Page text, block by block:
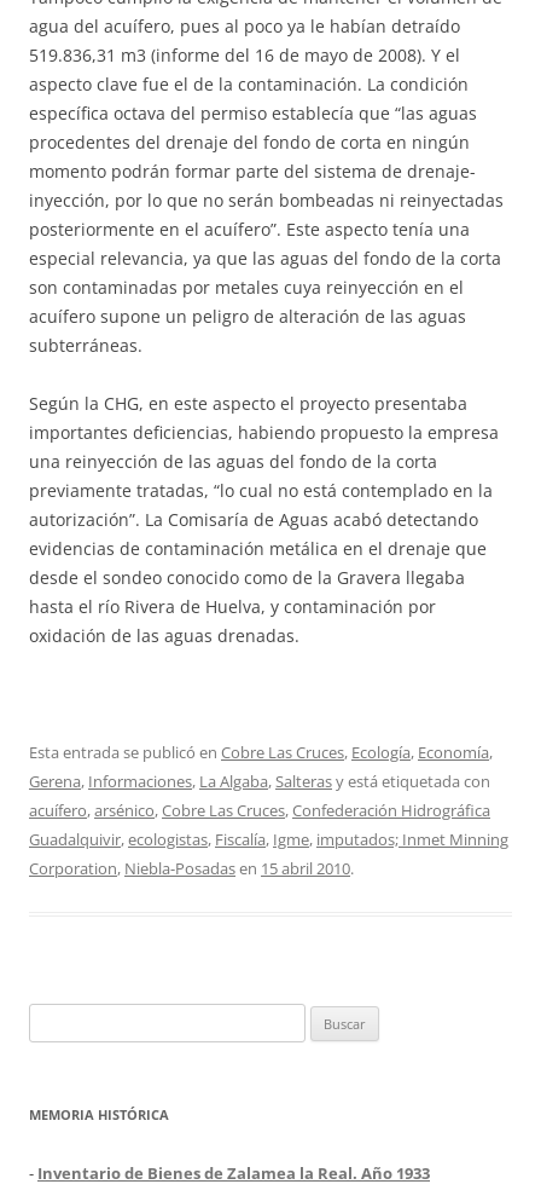
agua del acuífero, pues al poco ya le habían detraído
519.836,31 m3 (informe del 16 de mayo de 2008). Y el
aspecto clave fue el de la contaminación. La condición
específica octava del permiso establecía que “las aguas
procedentes del drenaje del fondo de corta en ningún
momento podrán formar parte del sistema de drenaje-
inyección, por lo que no serán bombeadas ni reinyectadas
posteriormente en el acuífero”. Este aspecto tenía una
especial relevancia, ya que las aguas del fondo de la corta
son contaminadas por metales cuya reinyección en el
acuífero supone un peligro de alteración de las aguas
subterráneas.
Según la CHG, en este aspecto el proyecto presentaba
importantes deficiencias, habiendo propuesto la empresa
una reinyección de las aguas del fondo de la corta
previamente tratadas, “lo cual no está contemplado en la
autorización”. La Comisaría de Aguas acabó detectando
evidencias de contaminación metálica en el drenaje que
desde el sondeo conocido como de la Gravera llegaba
hasta el río Rivera de Huelva, y contaminación por
oxidación de las aguas drenadas.
Esta entrada se publicó en Cobre Las Cruces, Ecología, Economía,
Gerena, Informaciones, La Algaba,Salterasy está etiquetada con
acuífero,arsénico,Cobre Las Cruces,Confederación Hidrográfica
Guadalquivir,ecologistas, Fiscalía, Igme, imputados; Inmet Minning
Corporation, Niebla-Posadasen 15 abril 2010.
MEMORIA HISTÓRICA
- Inventario de Bienes de Zalamea la Real. Año 1933